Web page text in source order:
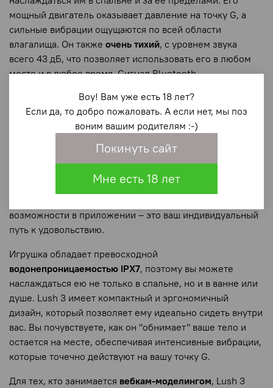
мощный двигатель оказывает давление на точку G, а
сильные вибрации ощущаются по всей области
влагалища. Он также очень тихий, с уровнем звука
всего 43 дБ, что позволяет использовать его в любом
месте и в любое время. Сигнал Bluetooth
или до 9 м, если вы сидите.
Приложение Lovense Remote позволяет полностью
контролировать игрушку, выбирая из
вибрации и 10 рисунков вибрации, а также создавая
Дистанционное управление независимо от расстояния,
возможности в приложении – это ваш индивидуальный
путь к удовольствию.
Игрушка обладает превосходной
водонепроницаемостью IPX7, поэтому вы можете
наслаждаться ею не только в спальне, но и в ванне или
душе. Lush 3 имеет компактный и эргономичный
дизайн, который позволяет ему идеально сидеть внутри
вас. Вы почувствуете, как он "обнимает" ваше тело и
остается на месте, обеспечивая интенсивные вибрации,
которые точечно действуют на вашу точку G.
Для тех, кто занимается вебкам-моделингом, Lush 3
Воу! Вам уже есть 18 лет?
Если да, то добро пожаловать. А если нет, мы поз
воним вашим родителям :-)
Покинуть сайт
Мне есть 18 лет